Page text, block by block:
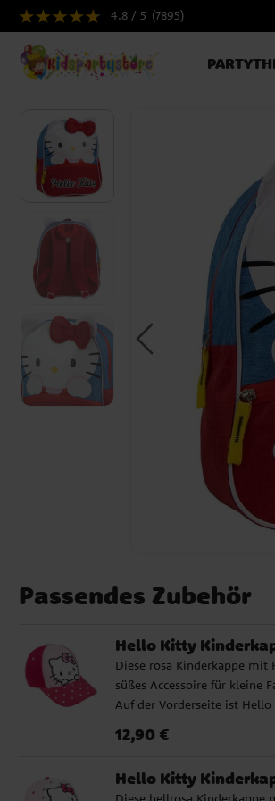
4.8 / 5 (7895)
Passendes Zubehör
Hello Kitty
Diese rosa Kinderkappe
süßes Accessoire für kleine
Auf der Vorderseite ist
Kappe einen verspielten
strapazierfähigen Baumwoll-
Preis:12,90 €
12,90 €
Hello Kitty